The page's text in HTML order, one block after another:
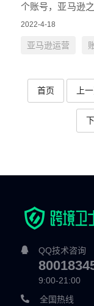
个账号，亚马逊
建一个良好的交
2022-4-18
亚马逊运营
首页 上
QQ技术咨询
9:00-21:00
全国热线